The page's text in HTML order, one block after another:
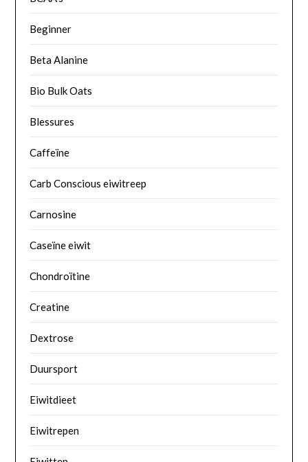
Beginner
Beta Alanine
Bio Bulk Oats
Blessures
Caffeïne
Carb Conscious eiwitreep
Carnosine
Caseïne eiwit
Chondroïtine
Creatine
Dextrose
Duursport
Eiwitdieet
Eiwitrepen